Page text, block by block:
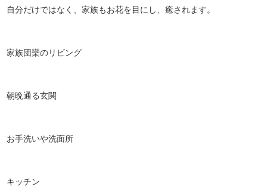
自分だけではなく、家族もお花を目にし、癒されます。
家族団欒のリビング
朝晩通る玄関
お手洗いや洗面所
キッチン